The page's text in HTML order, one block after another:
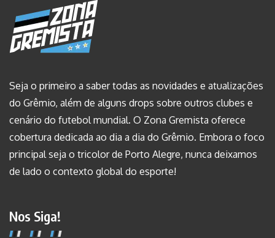
Seja o primeiro a saber todas as novidades e atualizações
do Grêmio, além de alguns drops sobre outros clubes e
cenário do futebol mundial. O Zona Gremista oferece
cobertura dedicada ao dia a dia do Grêmio. Embora o foco
principal seja o tricolor de Porto Alegre, nunca deixamos
de lado o contexto global do esporte!
Nos Siga!